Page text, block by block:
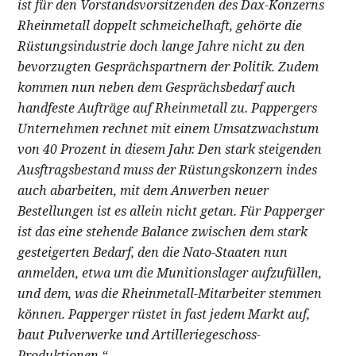
ist für den Vorstandsvorsitzenden des Dax-Konzerns
Rheinmetall doppelt schmeichelhaft, gehörte die
Rüstungsindustrie doch lange Jahre nicht zu den
bevorzugten Gesprächspartnern der Politik. Zudem
kommen nun neben dem Gesprächsbedarf auch
handfeste Aufträge auf Rheinmetall zu. Pappergers
Unternehmen rechnet mit einem Umsatzwachstum
von 40 Prozent in diesem Jahr. Den stark steigenden
Ausftragsbestand muss der Rüstungskonzern indes
auch abarbeiten, mit dem Anwerben neuer
Bestellungen ist es allein nicht getan. Für Papperger
ist das eine stehende Balance zwischen dem stark
gesteigerten Bedarf, den die Nato-Staaten nun
anmelden, etwa um die Munitionslager aufzufüllen,
und dem, was die Rheinmetall-Mitarbeiter stemmen
können. Papperger rüstet in fast jedem Markt auf,
baut Pulverwerke und Artilleriegeschoss-